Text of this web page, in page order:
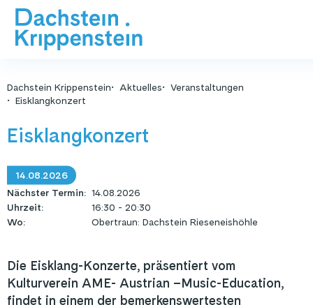
Dachstein Krippenstein Aktuelles
Veranstaltungen
Eisklangkonzert
Eisklangkonzert
14.08.2026
Nächster Termin: 14.08.2026
Uhrzeit:
16:30 - 20:30
Wo: Obertraun: Dachstein Rieseneishöhle
Die Eisklang-Konzerte, präsentiert vom
Kulturverein AME- Austrian –Music-Education,
findet in einem der bemerkenswertesten